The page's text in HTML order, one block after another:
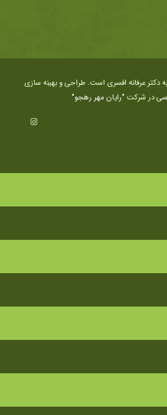
عرفانه افسری است. طراحی و بهینه سازی
در شرکت "رایان مهر رهجو"